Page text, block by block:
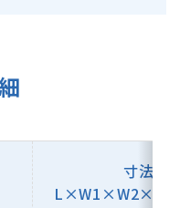
寸法
L×W1×W2×H